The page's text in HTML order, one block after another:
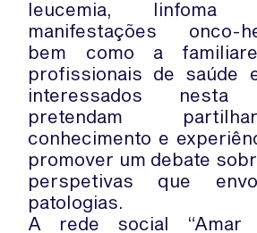
leucemia, linfoma
manifestações onco-
bem como a
profissionais de saúde
interessados
pretendam
conhecimento e
promover um debate
perspetivas que
patologias.
A rede social “Amar